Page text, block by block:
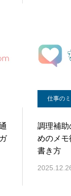
仕事の
調理補助
めのメモ
書き方